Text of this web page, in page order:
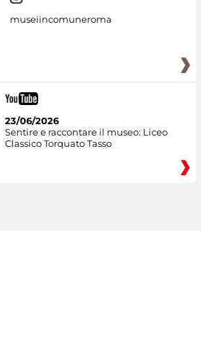
museiincomuneroma
23/06/2026
Sentire e raccontare il museo: Liceo
Classico Torquato Tasso